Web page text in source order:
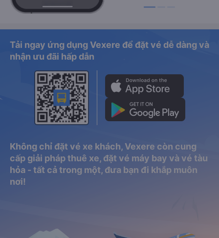
Tải ngay ứng dụng Vexere để đặt vé dễ dàng và
nhận ưu đãi hấp dẫn
Không chỉ đặt vé xe khách, Vexere còn cung
cấp giải pháp thuê xe, đặt vé máy bay và vé tàu
hỏa - tất cả trong một, đưa bạn đi khắp muôn
nơi!